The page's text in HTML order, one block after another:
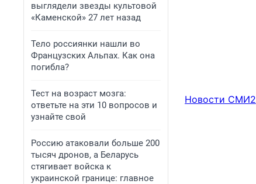
выглядели звезды культовой
«Каменской» 27 лет назад
Тело россиянки нашли во
Французских Альпах. Как она
погибла?
Тест на возраст мозга:
ответьте на эти 10 вопросов и
узнайте свой
Россию атаковали больше 200
тысяч дронов, а Беларусь
стягивает войска к
украинской границе: главное
Новости СМИ2